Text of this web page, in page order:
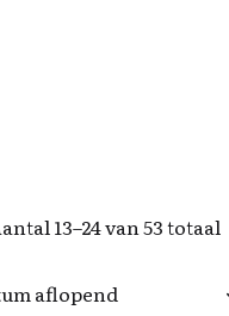
13–24 van 53 totaal
aflopend